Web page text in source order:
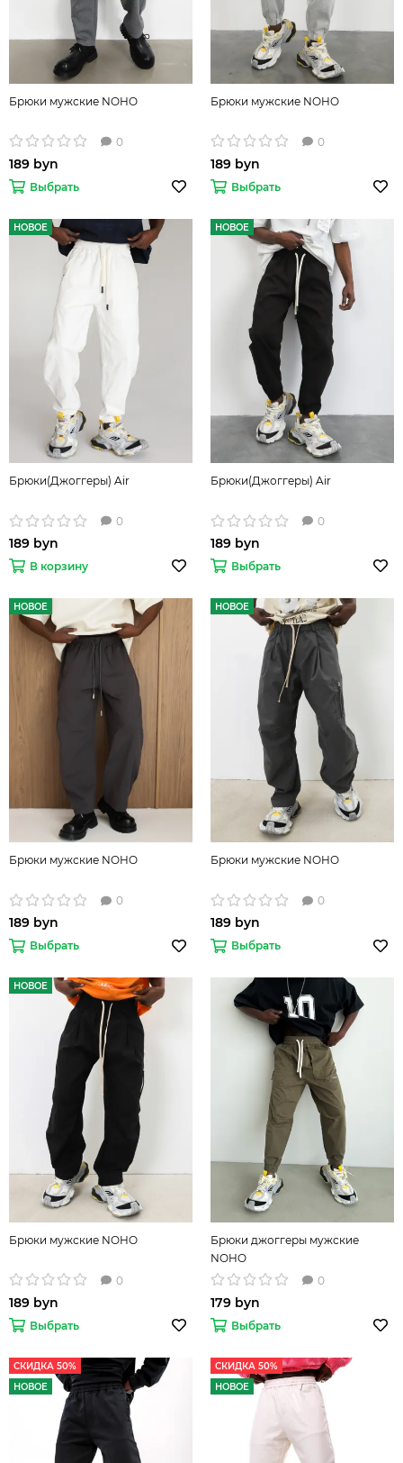
Брюки мужские NOHO
0
189 byn
Выбрать
Брюки мужские NOHO
0
189 byn
Выбрать
НОВОЕ
Брюки(Джоггеры) Air
0
189 byn
В корзину
НОВОЕ
Брюки(Джоггеры) Air
0
189 byn
Выбрать
НОВОЕ
Брюки мужские NOHO
0
189 byn
Выбрать
НОВОЕ
Брюки мужские NOHO
0
189 byn
Выбрать
НОВОЕ
Брюки мужские NOHO
0
189 byn
Выбрать
Брюки джоггеры мужские
NOHO
0
179 byn
Выбрать
СКИДКА 50%
НОВОЕ
СКИДКА 50%
НОВОЕ